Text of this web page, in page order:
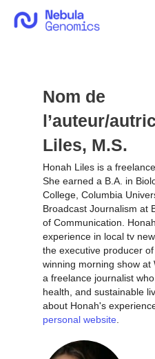
Nom de
l’auteur/
Liles, M.S.
Honah Liles is a
She earned a B.A. in
College, Columbia
Broadcast Journalism at
of Communication.
experience in local tv
the executive producer
winning morning show at
a freelance journalist
health, and sustainable
about Honah's
personal website